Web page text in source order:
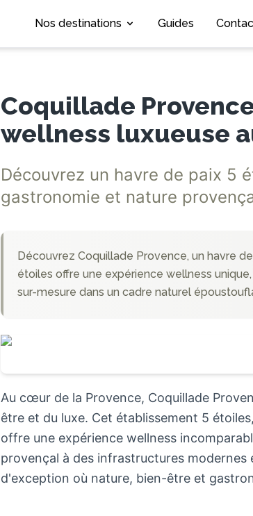
Nos destinations Guides
Coquillade
wellness luxueuse
Découvrez un havre de paix 5
gastronomie et nature
Découvrez Coquillade Provence, un havre
étoiles offre une expérience wellness
sur-mesure dans un cadre naturel
Au cœur de la Provence, Coquillade
être et du luxe. Cet établissement 5
offre une expérience wellness
provençal à des infrastructures modernes
d'exception où nature, bien-être et